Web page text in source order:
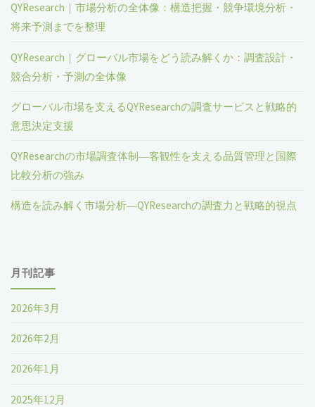
QYResearch｜市場分析の全体像：構造把握・競争環境分析・
将来予測までを整理
QYResearch｜グローバル市場をどう読み解くか：調査設計・
競合分析・予測の全体像
グローバル市場を支えるQYResearchの調査サービスと戦略的
意思決定支援
QYResearchの市場調査体制―客観性を支える品質管理と国際
比較分析の強み
構造を読み解く市場分析―QYResearchの調査力と戦略的視点
月刊記事
2026年3月
2026年2月
2026年1月
2025年12月